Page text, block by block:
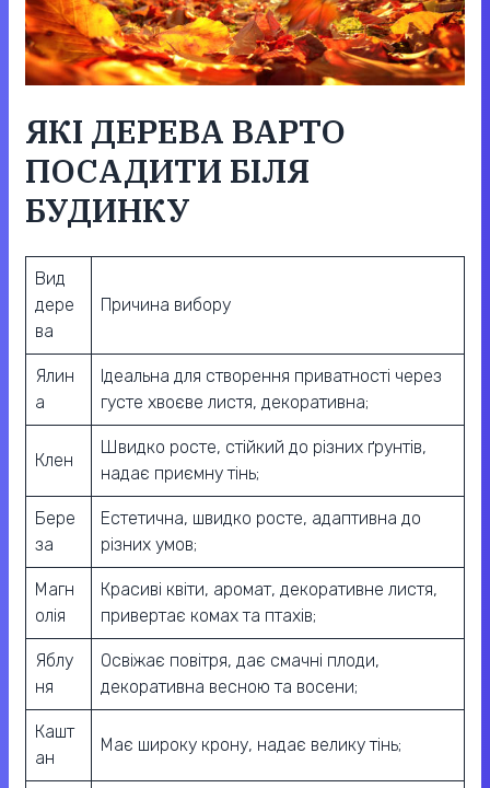
ЯКІ ДЕРЕВА ВАРТО
ПОСАДИТИ БІЛЯ
БУДИНКУ
Вид
дере
ва
Причина вибору
Ялин
а
Ідеальна для створення приватності через
густе хвоєве листя, декоративна;
Клен
Швидко росте, стійкий до різних ґрунтів,
надає приємну тінь;
Бере
за
Естетична, швидко росте, адаптивна до
різних умов;
Магн
олія
Красиві квіти, аромат, декоративне листя,
привертає комах та птахів;
Яблу
ня
Освіжає повітря, дає смачні плоди,
декоративна весною та восени;
Кашт
ан
Має широку крону, надає велику тінь;